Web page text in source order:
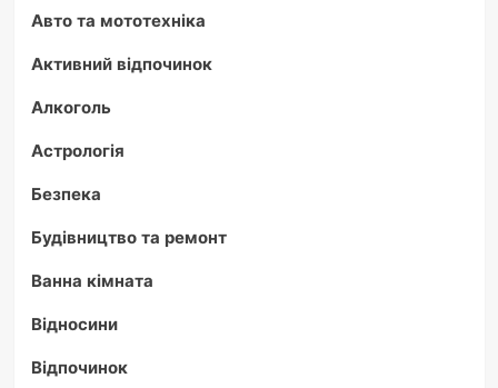
Авто та мототехніка
Активний відпочинок
Алкоголь
Астрологія
Безпека
Будівництво та ремонт
Ванна кімната
Відносини
Відпочинок